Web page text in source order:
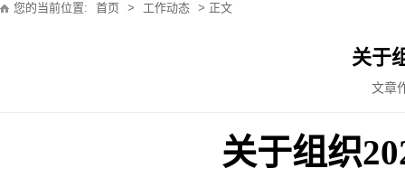
您的当前位置: 首页 > 工作动态 > 正文
关于
文章
关于组织20